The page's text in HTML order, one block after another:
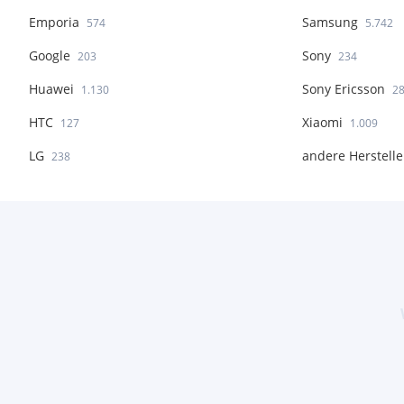
Emporia 574
Google 203
Huawei 1.130
HTC 127
LG 238
Samsung 5.742
Sony 234
Sony Ericsson
Xiaomi 1.009
andere